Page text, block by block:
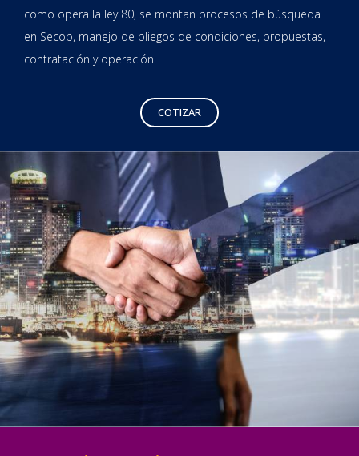
como opera la ley 80, se montan procesos de búsqueda
en Secop, manejo de pliegos de condiciones, propuestas,
contratación y operación.
COTIZAR